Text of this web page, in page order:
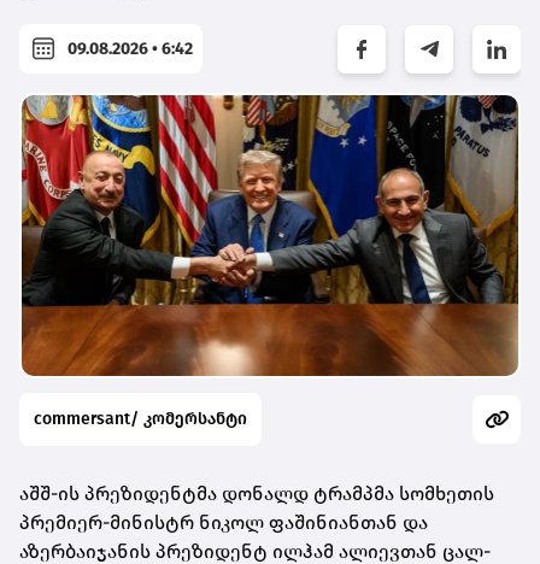
09.08.2026 • 6:42
commersant/ კომერსანტი
აშშ-ის პრეზიდენტმა დონალდ ტრამპმა სომხეთის
პრემიერ-მინისტრ ნიკოლ ფაშინიანთან და
აზერბაიჯანის პრეზიდენტ ილჰამ ალიევთან ცალ-